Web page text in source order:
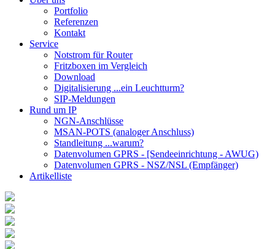
Portfolio
Referenzen
Kontakt
Service
Notstrom für Router
Fritzboxen im Vergleich
Download
Digitalisierung ...ein Leuchtturm?
SIP-Meldungen
Rund um IP
NGN-Anschlüsse
MSAN-POTS (analoger Anschluss)
Standleitung ...warum?
Datenvolumen GPRS - [Sendeeinrichtung - AWUG)
Datenvolumen GPRS - NSZ/NSL (Empfänger)
Artikelliste